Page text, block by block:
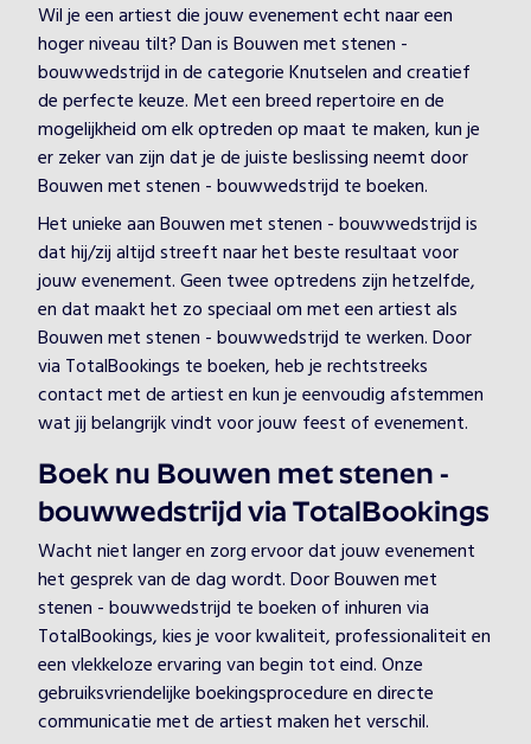
Wil je een artiest die jouw evenement echt naar een
hoger niveau tilt? Dan is Bouwen met stenen -
bouwwedstrijd in de categorie Knutselen and creatief
de perfecte keuze. Met een breed repertoire en de
mogelijkheid om elk optreden op maat te maken, kun je
er zeker van zijn dat je de juiste beslissing neemt door
Bouwen met stenen - bouwwedstrijd te boeken.
Het unieke aan Bouwen met stenen - bouwwedstrijd is
dat hij/zij altijd streeft naar het beste resultaat voor
jouw evenement. Geen twee optredens zijn hetzelfde,
en dat maakt het zo speciaal om met een artiest als
Bouwen met stenen - bouwwedstrijd te werken. Door
via TotalBookings te boeken, heb je rechtstreeks
contact met de artiest en kun je eenvoudig afstemmen
wat jij belangrijk vindt voor jouw feest of evenement.
Boek nu Bouwen met stenen -
bouwwedstrijd via TotalBookings
Wacht niet langer en zorg ervoor dat jouw evenement
het gesprek van de dag wordt. Door Bouwen met
stenen - bouwwedstrijd te boeken of inhuren via
TotalBookings, kies je voor kwaliteit, professionaliteit en
een vlekkeloze ervaring van begin tot eind. Onze
gebruiksvriendelijke boekingsprocedure en directe
communicatie met de artiest maken het verschil.